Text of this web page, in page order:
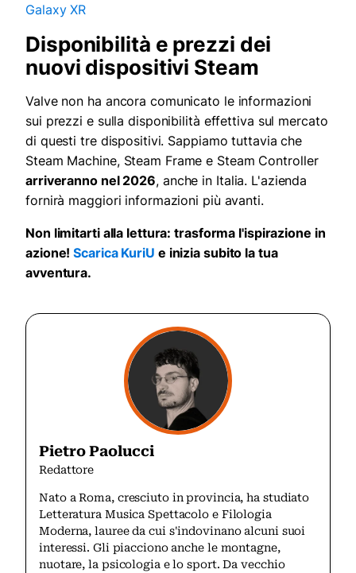
Galaxy XR
Disponibilità e prezzi dei
nuovi dispositivi Steam
Valve non ha ancora comunicato le informazioni
sui prezzi e sulla disponibilità effettiva sul mercato
di questi tre dispositivi. Sappiamo tuttavia che
Steam Machine, Steam Frame e Steam Controller
arriveranno nel 2026, anche in Italia. L'azienda
fornirà maggiori informazioni più avanti.
Non limitarti alla lettura: trasforma l'ispirazione in
azione!Scarica KuriU e inizia subito la tua
avventura.
Pietro Paolucci
Redattore
Nato a Roma, cresciuto in provincia, ha studiato
Letteratura Musica Spettacolo e Filologia
Moderna, lauree da cui s'indovinano alcuni suoi
interessi. Gli piacciono anche le montagne,
nuotare, la psicologia e lo sport. Da vecchio